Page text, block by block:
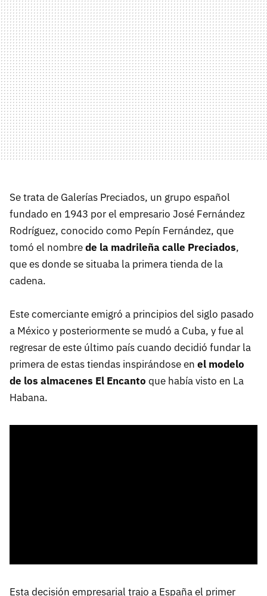
Se trata de Galerías Preciados, un grupo español
fundado en 1943 por el empresario José Fernández
Rodríguez, conocido como Pepín Fernández, que
tomó el nombrede la madrileña calle Preciados,
que es donde se situaba la primera tienda de la
cadena.
Este comerciante emigró a principios del siglo pasado
a México y posteriormente se mudó a Cuba, y fue al
regresar de este último país cuando decidió fundar la
primera de estas tiendas inspirándose en el modelo
de los almacenes El Encanto que había visto en La
Habana.
Esta decisión empresarial trajo a España el primer